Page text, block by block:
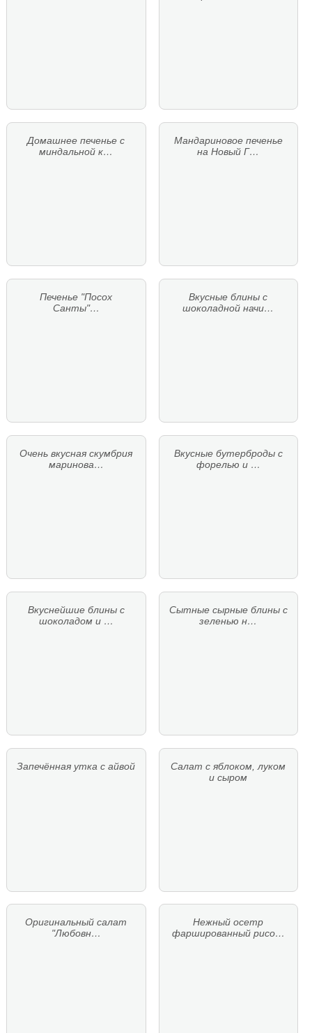
Домашнее печенье с
миндальной к…
Мандариновое печенье
на Новый Г…
Печенье "Посох
Санты"…
Вкусные блины с
шоколадной начи…
Очень вкусная скумбрия
маринова…
Вкусные бутерброды с
форелью и …
Вкуснейшие блины с
шоколадом и …
Сытные сырные блины с
зеленью н…
Запечённая утка с айвой
Салат с яблоком, луком
и сыром
Оригинальный салат
"Любовн…
Нежный осетр
фаршированный рисо…